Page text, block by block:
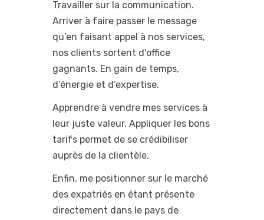
Travailler sur la communication.
Arriver à faire passer le message
qu’en faisant appel à nos services,
nos clients sortent d’office
gagnants. En gain de temps,
d’énergie et d’expertise.
Apprendre à vendre mes services à
leur juste valeur. Appliquer les bons
tarifs permet de se crédibiliser
auprès de la clientèle.
Enfin, me positionner sur le marché
des expatriés en étant présente
directement dans le pays de